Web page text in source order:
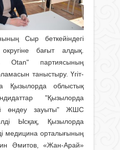
Сыр беткейіндегі
бағыт алдық.
партиясының
таныстыру. Үгіт-
Қызылорда облыстық
"Қызылорда
өндеу зауыты" ЖШС
Ысқақ, Қызылорда
медицина орталығының
Әмитов, «Жан-Арай»